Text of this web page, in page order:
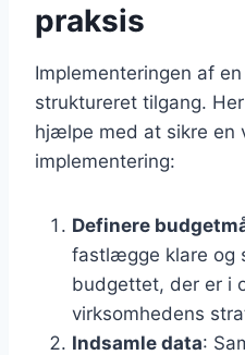
praksis
Implementeringen af
struktureret tilgang.
hjælpe med at sikre en
implementering:
Definere
fastlægge klare og
budgettet, der er i
virksomhedens
Indsamle data: